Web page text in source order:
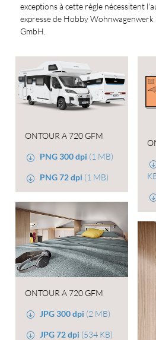
exceptions à cette règle nécessitent
expresse de Hobby
GmbH.
ONTOUR A 720 GFM
PNG 300 dpi (1 MB)
PNG 72 dpi (1 MB)
ONTOUR A 720 GFM
JPG 300 dpi (2 MB)
JPG 72 dpi (534 KB)